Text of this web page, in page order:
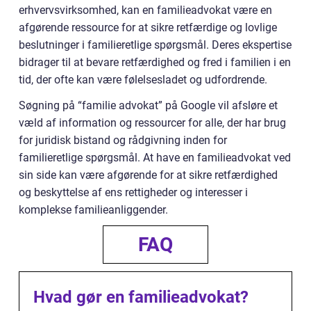
erhvervsvirksomhed, kan en familieadvokat være en
afgørende ressource for at sikre retfærdige og lovlige
beslutninger i familieretlige spørgsmål. Deres ekspertise
bidrager til at bevare retfærdighed og fred i familien i en
tid, der ofte kan være følelsesladet og udfordrende.
Søgning på “familie advokat” på Google vil afsløre et
væld af information og ressourcer for alle, der har brug
for juridisk bistand og rådgivning inden for
familieretlige spørgsmål. At have en familieadvokat ved
sin side kan være afgørende for at sikre retfærdighed
og beskyttelse af ens rettigheder og interesser i
komplekse familieanliggender.
FAQ
Hvad gør en familieadvokat?